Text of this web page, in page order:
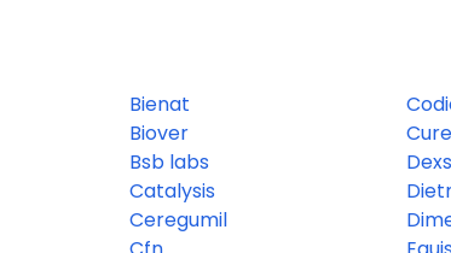
Bienat
Biover
Bsb labs
Catalysis
Ceregumil